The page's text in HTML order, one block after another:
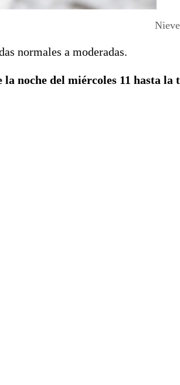
normales a moderadas.
la noche del miércoles 11 hasta la